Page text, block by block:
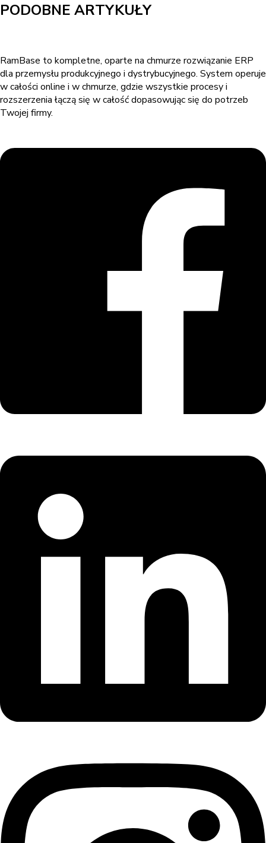
PODOBNE ARTYKUŁY
RamBase to kompletne, oparte na chmurze rozwiązanie ERP
dla przemysłu produkcyjnego i dystrybucyjnego. System operuje
w całości online i w chmurze, gdzie wszystkie procesy i
rozszerzenia łączą się w całość dopasowując się do potrzeb
Twojej firmy.